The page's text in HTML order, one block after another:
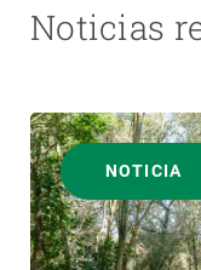
Noticias
NOTICIA